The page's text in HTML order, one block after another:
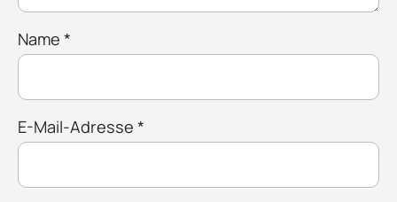
Name *
E-Mail-Adresse *